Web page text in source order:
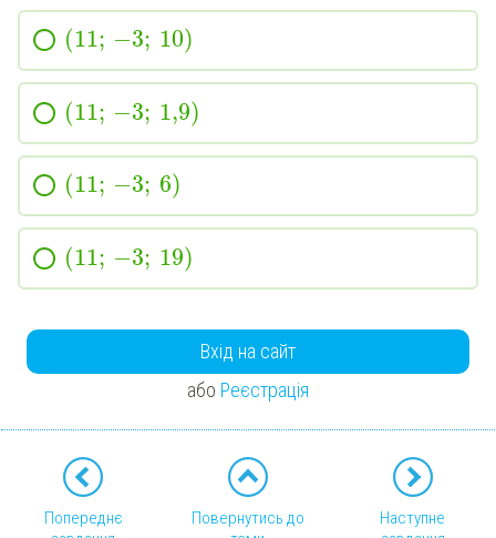
(11; −3; 10)
(11; −3; 1,9)
(11; −3; 6)
(11; −3; 19)
Вхід на сайт
або Реєстрація
Попереднє
Повернутись до
Наступне